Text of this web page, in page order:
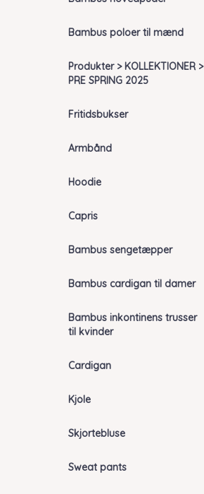
Bambus poloer til mænd
Produkter > KOLLEKTIONER >
PRE SPRING 2025
Fritidsbukser
Armbånd
Hoodie
Capris
Bambus sengetæpper
Bambus cardigan til damer
Bambus inkontinens trusser
til kvinder
Cardigan
Kjole
Skjortebluse
Sweat pants